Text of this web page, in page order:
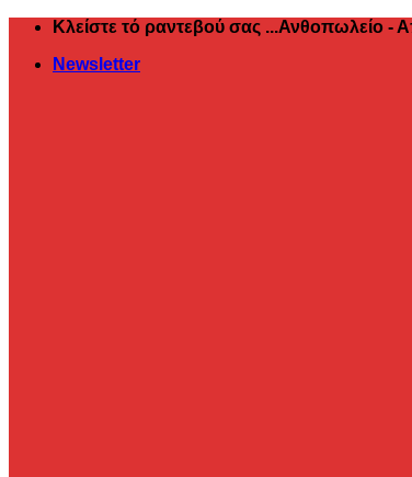
Μετάβαση
περιεχόμενο
Κλείστε τό ραντεβού σας ...Ανθοπωλείο
Newsletter